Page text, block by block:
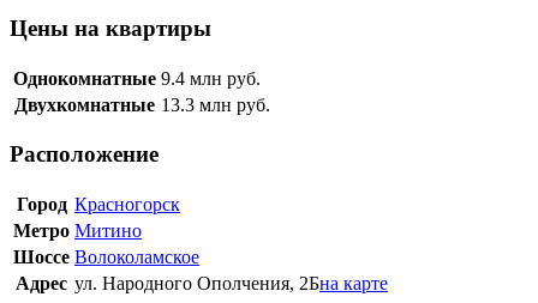
Цены на квартиры
Однокомнатные 9.4 млн руб.
Двухкомнатные 13.3 млн руб.
Расположение
Город Красногорск
Метро Митино
Шоссе Волоколамское
Адрес ул. Народного Ополчения, 2Бна карте